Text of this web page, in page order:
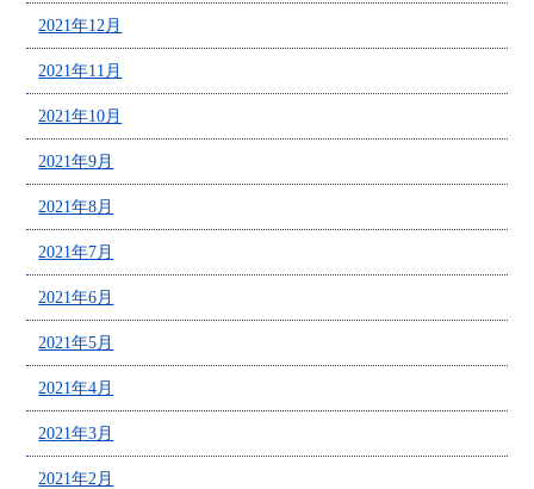
2021年12月
2021年11月
2021年10月
2021年9月
2021年8月
2021年7月
2021年6月
2021年5月
2021年4月
2021年3月
2021年2月